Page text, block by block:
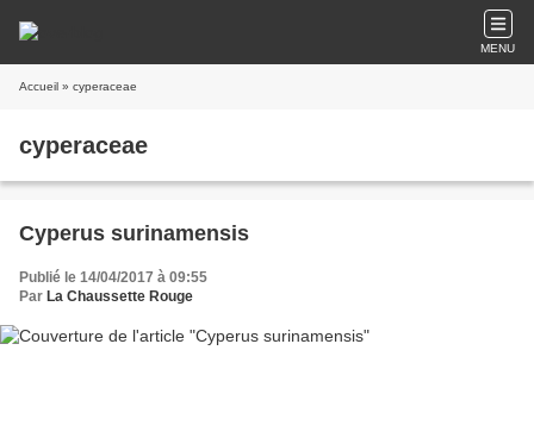
MENU
Accueil » cyperaceae
cyperaceae
Cyperus surinamensis
Publié le 14/04/2017 à 09:55
Par La Chaussette Rouge